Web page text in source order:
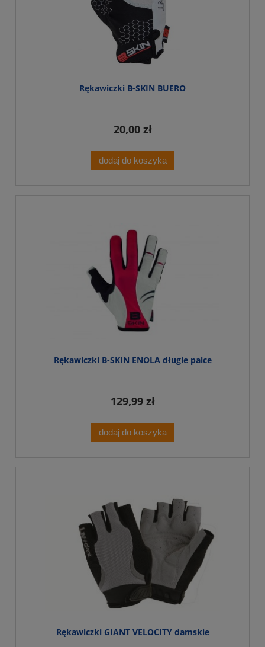
Rękawiczki B-SKIN BUERO
20,00 zł
dodaj do koszyka
Rękawiczki B-SKIN ENOLA długie palce
129,99 zł
dodaj do koszyka
Rękawiczki GIANT VELOCITY damskie